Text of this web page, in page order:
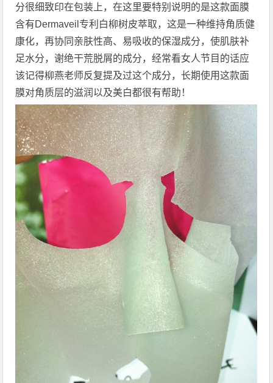
分很细致印在包装上，在这里要特别说明的是这款面膜
含有Dermaveil专利白柳树皮萃取，这是一种维持角质健
康化，再协同亲肤性高、易吸收的保湿成分，使肌肤补
足水分，谢绝干荒脱屑的成分，经常看女人节目的话应
该记得柳燕老师反复提及过这个成分，长期使用这款面
膜对角质层的滋润以及美白都很有帮助！